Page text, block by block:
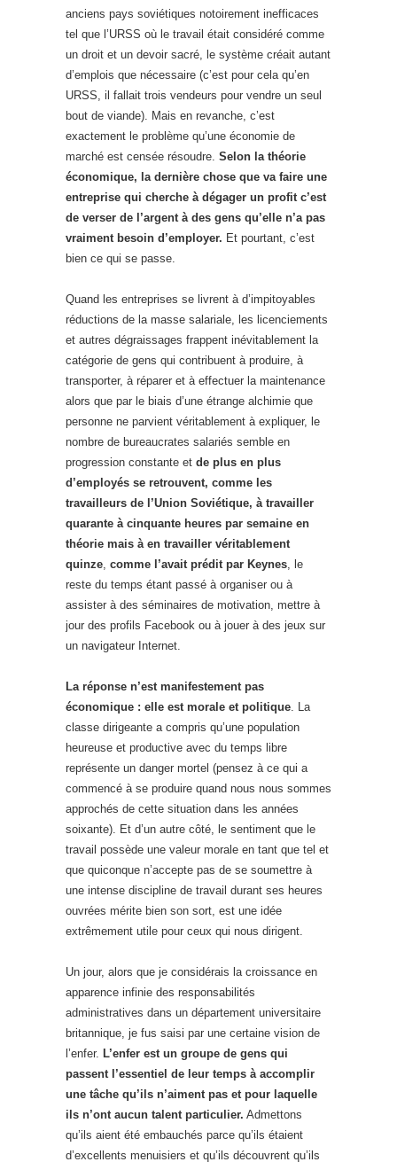
anciens pays soviétiques notoirement inefficaces
tel que l’URSS où le travail était considéré comme
un droit et un devoir sacré, le système créait autant
d’emplois que nécessaire (c’est pour cela qu’en
URSS, il fallait trois vendeurs pour vendre un seul
bout de viande). Mais en revanche, c’est
exactement le problème qu’une économie de
marché est censée résoudre. Selon la théorie
économique, la dernière chose que va faire une
entreprise qui cherche à dégager un profit c’est
de verser de l’argent à des gens qu’elle n’a pas
vraiment besoin d’employer. Et pourtant, c’est
bien ce qui se passe.
Quand les entreprises se livrent à d’impitoyables
réductions de la masse salariale, les licenciements
et autres dégraissages frappent inévitablement la
catégorie de gens qui contribuent à produire, à
transporter, à réparer et à effectuer la maintenance
alors que par le biais d’une étrange alchimie que
personne ne parvient véritablement à expliquer, le
nombre de bureaucrates salariés semble en
progression constante et de plus en plus
d’employés se retrouvent, comme les
travailleurs de l’Union Soviétique, à travailler
quarante à cinquante heures par semaine en
théorie mais à en travailler véritablement
quinze comme l’avait prédit par Keynes , le
reste du temps étant passé à organiser ou à
assister à des séminaires de motivation, mettre à
jour des profils Facebook ou à jouer à des jeux sur
un navigateur Internet.
La réponse n’est manifestement pas
économique : elle est morale et politique . La
classe dirigeante a compris qu’une population
heureuse et productive avec du temps libre
représente un danger mortel (pensez à ce qui a
commencé à se produire quand nous nous sommes
approchés de cette situation dans les années
soixante). Et d’un autre côté, le sentiment que le
travail possède une valeur morale en tant que tel et
que quiconque n’accepte pas de se soumettre à
une intense discipline de travail durant ses heures
ouvrées mérite bien son sort, est une idée
extrêmement utile pour ceux qui nous dirigent.
Un jour, alors que je considérais la croissance en
apparence infinie des responsabilités
administratives dans un département universitaire
britannique, je fus saisi par une certaine vision de
l’enfer. L’enfer est un groupe de gens qui
passent l’essentiel de leur temps à accomplir
une tâche qu’ils n’aiment pas et pour laquelle
ils n’ont aucun talent particulier. Admettons
qu’ils aient été embauchés parce qu’ils étaient
d’excellents menuisiers et qu’ils découvrent qu’ils